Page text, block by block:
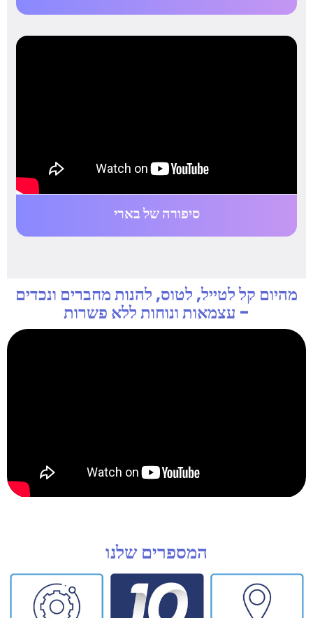
סיפורה של בארי
מהיום קל לטייל, לטוס, להנות מחברים ונכדים
- עצמאות ונוחות ללא פשרות
המספרים שלנו